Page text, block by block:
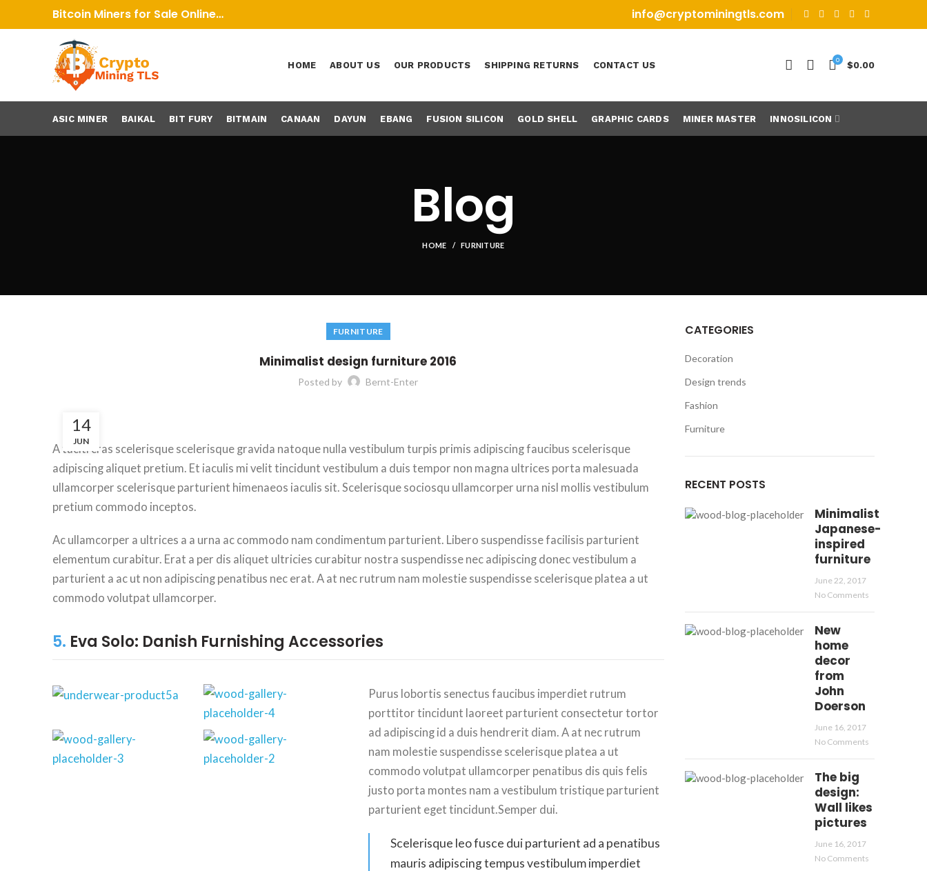
Bitcoin Miners for Sale Online… info@cryptominingtls.com
HOME ABOUT US OUR PRODUCTS SHIPPING RETURNS CONTACT US 0 $0.00
ASIC MINER BAIKAL BIT FURY BITMAIN CANAAN DAYUN EBANG FUSION SILICON GOLD SHELL GRAPHIC CARDS MINER MASTER INNOSILICON
Blog
HOME FURNITURE
FURNITURE
Minimalist design furniture 2016
Posted by Bernt-Enter
14
JUN
A taciti cras scelerisque scelerisque gravida natoque nulla vestibulum turpis primis adipiscing faucibus scelerisque
adipiscing aliquet pretium. Et iaculis mi velit tincidunt vestibulum a duis tempor non magna ultrices porta malesuada
ullamcorper scelerisque parturient himenaeos iaculis sit. Scelerisque sociosqu ullamcorper urna nisl mollis vestibulum
pretium commodo inceptos.
Ac ullamcorper a ultrices a a urna ac commodo nam condimentum parturient. Libero suspendisse facilisis parturient
elementum curabitur. Erat a per dis aliquet ultricies curabitur nostra suspendisse nec adipiscing donec vestibulum a
parturient a ac ut non adipiscing penatibus nec erat. A at nec rutrum nam molestie suspendisse scelerisque platea a ut
commodo volutpat ullamcorper.
5. Eva Solo: Danish Furnishing Accessories
Purus lobortis senectus faucibus imperdiet rutrum
porttitor tincidunt laoreet parturient consectetur tortor
ad adipiscing id a duis hendrerit diam. A at nec rutrum
nam molestie suspendisse scelerisque platea a ut
commodo volutpat ullamcorper penatibus dis quis felis
justo porta montes nam a vestibulum tristique parturient
parturient eget tincidunt.Semper dui.
Scelerisque leo fusce dui parturient ad a penatibus
mauris adipiscing tempus vestibulum imperdiet
CATEGORIES
Decoration
Design trends
Fashion
Furniture
RECENT POSTS
Minimalist
Japanese-
inspired
furniture
June 22, 2017
No Comments
New
home
decor
from
John
Doerson
June 16, 2017
No Comments
The big
design:
Wall likes
pictures
June 16, 2017
No Comments